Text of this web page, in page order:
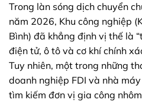
Trong làn sóng dịch chuyển
năm 2026, Khu công nghiệp
Bình) đã khẳng định vị thế là
điện tử, ô tô và cơ khí chính
Tuy nhiên, một trong những
doanh nghiệp FDI và nhà
tìm kiếm đơn vị gia công